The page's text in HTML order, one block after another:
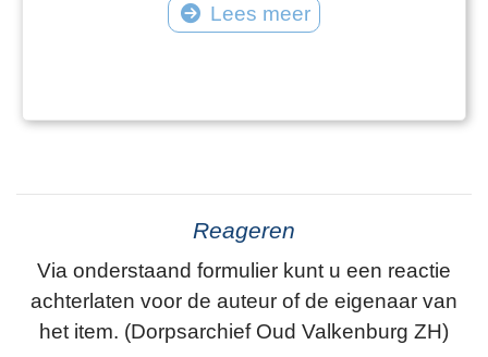
Lees meer
Reageren
Via onderstaand formulier kunt u een reactie
achterlaten voor de auteur of de eigenaar van
het item. (Dorpsarchief Oud Valkenburg ZH)